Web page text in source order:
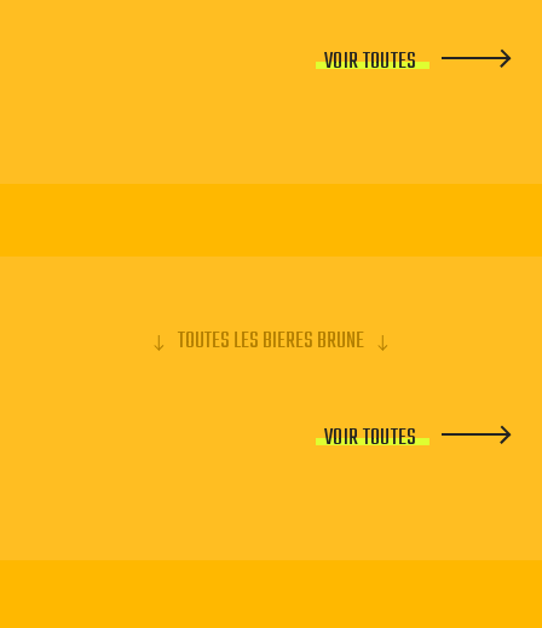
VOIR TOUTES
TOUTES LES BIERES BRUNE
VOIR TOUTES